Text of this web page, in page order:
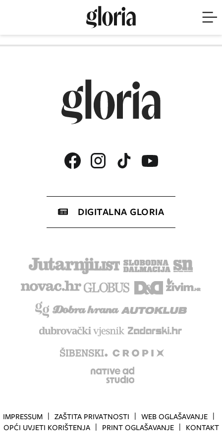
DIGITALNA GLORIA
IMPRESSUM ZAŠTITA PRIVATNOSTI
WEB OGLAŠAVANJE
OPĆI UVJETI KORIŠTENJA
PRINT OGLAŠAVANJE KONTAKT